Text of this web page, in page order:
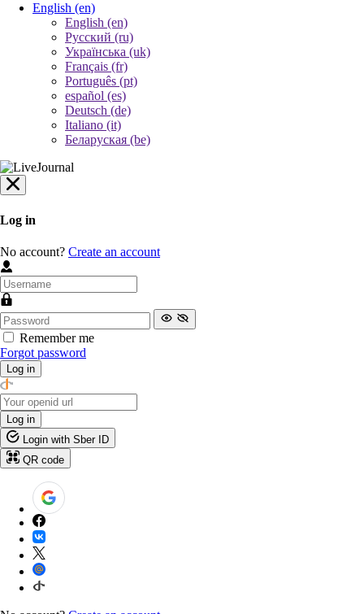
English (en)
English (en)
Русский (ru)
Українська (uk)
Français (fr)
Português (pt)
español (es)
Deutsch (de)
Italiano (it)
Беларуская (be)
Log in
No account? Create an account
Remember me
Forgot password
Log in
Log in
Login with Sber ID
QR code